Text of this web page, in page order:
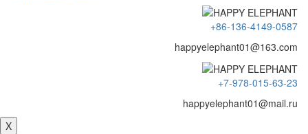
+86-136-4149-0587
happyelephant01@163.com
+7-978-015-63-23
happyelephant01@mail.ru
X